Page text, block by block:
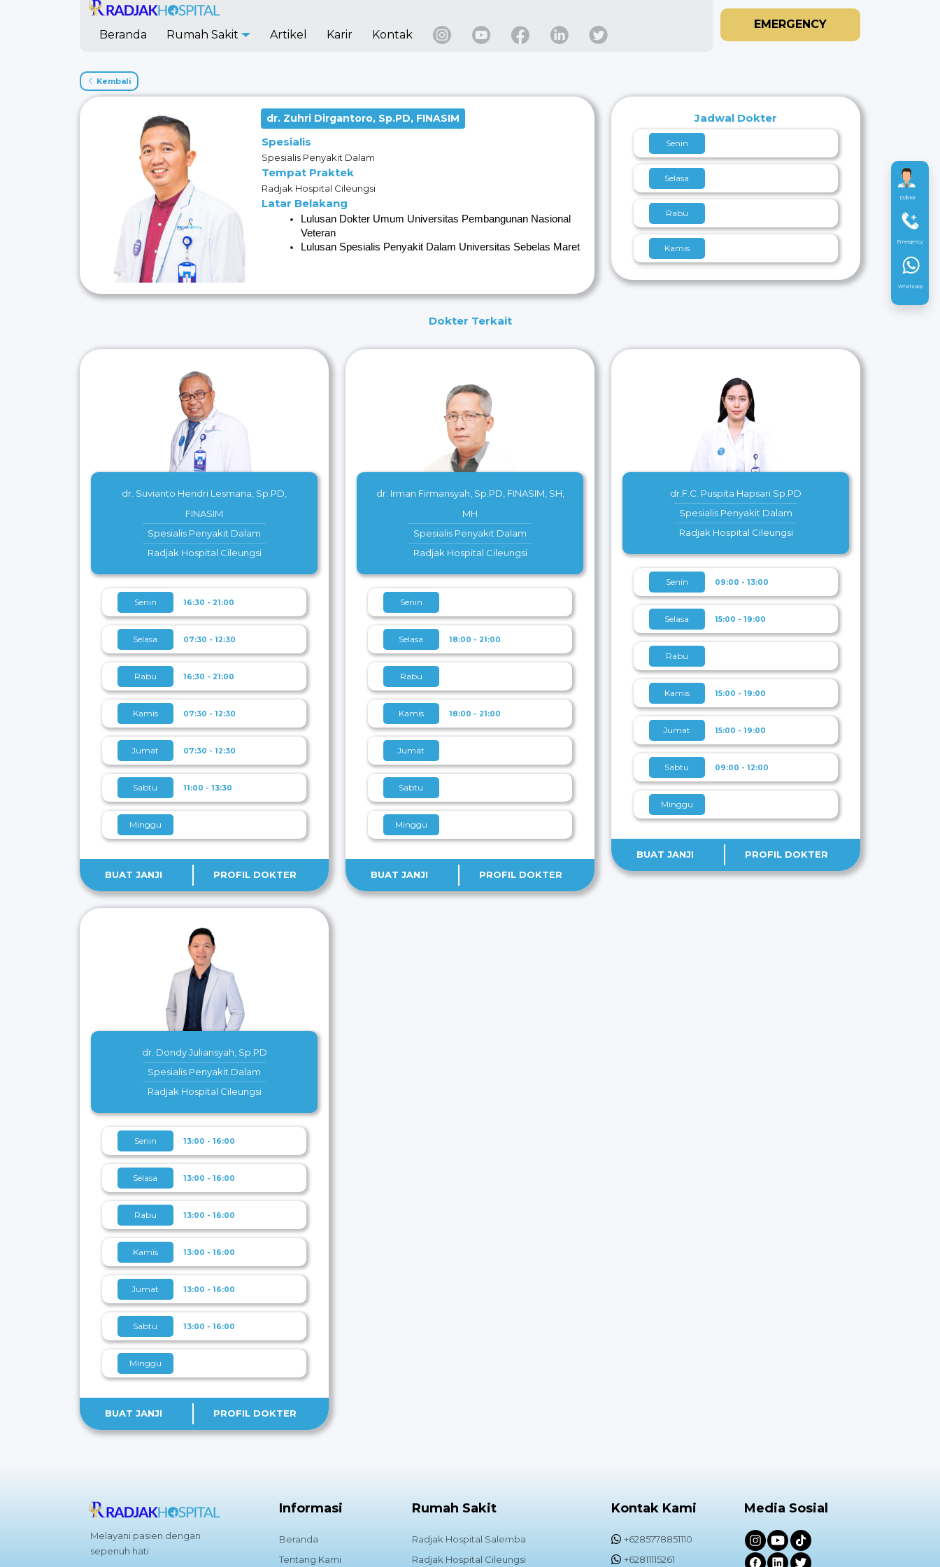
Dokter
Emergency
Whatsapp
Beranda Rumah Sakit Artikel Karir Kontak
EMERGENCY
Kembali
dr. Zuhri Dirgantoro, Sp.PD, FINASIM
Spesialis
Spesialis Penyakit Dalam
Tempat Praktek
Radjak Hospital Cileungsi
Latar Belakang
Lulusan Dokter Umum Universitas Pembangunan Nasional
Veteran
Lulusan Spesialis Penyakit Dalam Universitas Sebelas Maret
Jadwal Dokter
Senin
Selasa
Rabu
Kamis
Jumat
Dokter Terkait
dr. Suvianto Hendri Lesmana, Sp.PD,
FINASIM
Spesialis Penyakit Dalam
Radjak Hospital Cileungsi
Senin 16:30 - 21:00
Selasa 07:30 - 12:30
Rabu 16:30 - 21:00
Kamis 07:30 - 12:30
Jumat 07:30 - 12:30
Sabtu 11:00 - 13:30
Minggu
BUAT JANJI PROFIL DOKTER
dr. Irman Firmansyah, Sp.PD, FINASIM, SH,
MH
Spesialis Penyakit Dalam
Radjak Hospital Cileungsi
Senin
Selasa 18:00 - 21:00
Rabu
Kamis 18:00 - 21:00
Jumat
Sabtu
Minggu
BUAT JANJI PROFIL DOKTER
dr.F.C. Puspita Hapsari Sp.PD
Spesialis Penyakit Dalam
Radjak Hospital Cileungsi
Senin 09:00 - 13:00
Selasa 15:00 - 19:00
Rabu
Kamis 15:00 - 19:00
Jumat 15:00 - 19:00
Sabtu 09:00 - 12:00
Minggu
BUAT JANJI PROFIL DOKTER
dr. Dondy Juliansyah, Sp.PD
Spesialis Penyakit Dalam
Radjak Hospital Cileungsi
Senin 13:00 - 16:00
Selasa 13:00 - 16:00
Rabu 13:00 - 16:00
Kamis 13:00 - 16:00
Jumat 13:00 - 16:00
Sabtu 13:00 - 16:00
Minggu
BUAT JANJI PROFIL DOKTER
Melayani pasien dengan
sepenuh hati
Informasi
Beranda
Tentang Kami
Rumah Sakit
Radjak Hospital Salemba
Radjak Hospital Cileungsi
Kontak Kami
+6285778851110
+62811115261
Media Sosial